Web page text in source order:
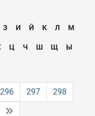
З И Ӣ К Л М
Ц Ч Ш Щ Ы
296 297
298